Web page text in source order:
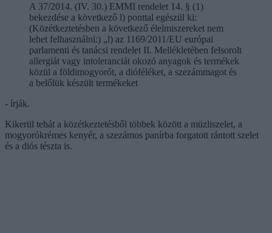
A 37/2014. (IV. 30.) EMMI rendelet 14. § (1)
bekezdése a következő l) ponttal egészül ki:
(Közétkeztetésben a következő élelmiszereket nem
lehet felhasználni:) „l) az 1169/2011/EU európai
parlamenti és tanácsi rendelet II. Mellékletében felsorolt
allergiát vagy intoleranciát okozó anyagok és termékek
közül a földimogyorót, a dióféléket, a szezámmagot és
a belőlük készült termékeket
- írják.
Kikerül tehát a közétkeztetésből többek között a müzliszelet, a
mogyorókrémes kenyér, a szezámos panírba forgatott rántott szelet
és a diós tészta is.